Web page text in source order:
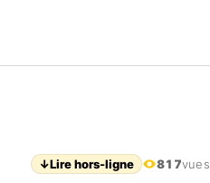
↓Lire hors-ligne 817vues